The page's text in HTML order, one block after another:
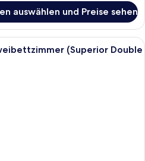
auswählen und Preise sehen
Ein tropisches Resort mit
(Superior Double